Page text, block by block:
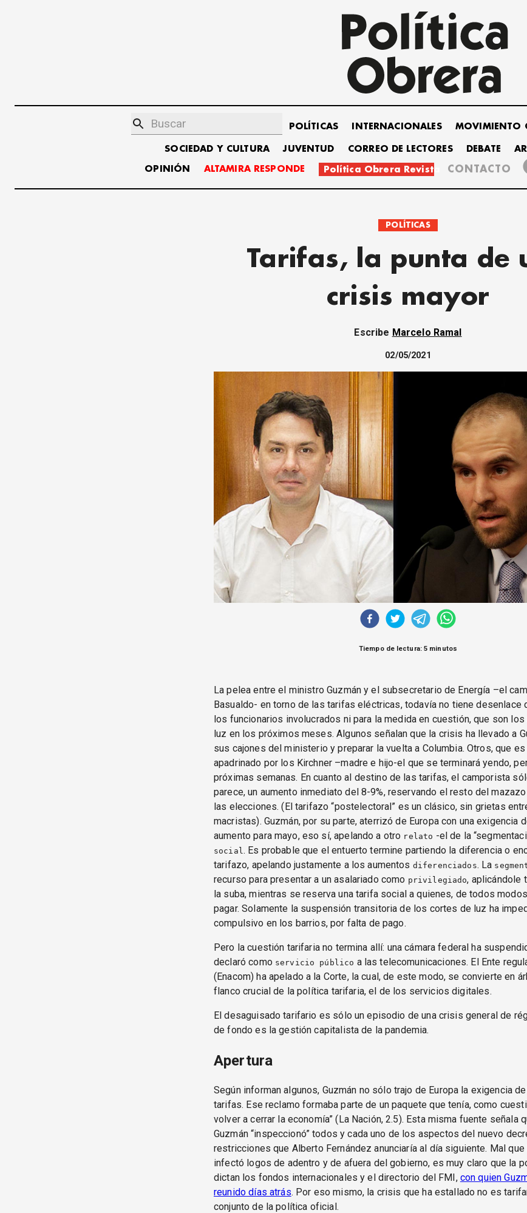
POLÍTICAS INTERNACIONALES MOVIMIENTO
SOCIEDAD Y CULTURA JUVENTUD CORREO DE LECTORES DEBATE
OPINIÓN ALTAMIRA RESPONDE Política Obrera Revista CONTACTO
POLÍTICAS
Tarifas, la punta de
crisis mayor
Escribe Marcelo Ramal
02/05/2021
Tiempo de lectura: 5 minutos
La pelea entre el ministro Guzmán y el subsecretario de Energía –el
Basualdo- en torno de las tarifas eléctricas, todavía no tiene desenlace
los funcionarios involucrados ni para la medida en cuestión, que son
luz en los próximos meses. Algunos señalan que la crisis ha llevado a
sus cajones del ministerio y preparar la vuelta a Columbia. Otros, que
apadrinado por los Kirchner –madre e hijo-el que se terminará yendo,
próximas semanas. En cuanto al destino de las tarifas, el camporista
parece, un aumento inmediato del 8-9%, reservando el resto del
las elecciones. (El tarifazo “postelectoral” es un clásico, sin grietas
macristas). Guzmán, por su parte, aterrizó de Europa con una exigencia
aumento para mayo, eso sí, apelando a otro relato -el de la
social . Es probable que el entuerto termine partiendo la diferencia o
tarifazo, apelando justamente a los aumentos diferenciados. La
recurso para presentar a un asalariado como privilegiado, aplicándole
la suba, mientras se reserva una tarifa social a quienes, de todos
pagar. Solamente la suspensión transitoria de los cortes de luz ha
compulsivo en los barrios, por falta de pago.
Pero la cuestión tarifaria no termina allí: una cámara federal ha
declaró como servicio público a las telecomunicaciones. El Ente
(Enacom) ha apelado a la Corte, la cual, de este modo, se convierte en
flanco crucial de la política tarifaria, el de los servicios digitales.
El desaguisado tarifario es sólo un episodio de una crisis general de
de fondo es la gestión capitalista de la pandemia.
Apertura
Según informan algunos, Guzmán no sólo trajo de Europa la exigencia
tarifas. Ese reclamo formaba parte de un paquete que tenía, como
volver a cerrar la economía” (La Nación, 2.5). Esta misma fuente señala
Guzmán “inspeccionó” todos y cada uno de los aspectos del nuevo
restricciones que Alberto Fernández anunciaría al día siguiente. Mal
infectó logos de adentro y de afuera del gobierno, es muy claro que la
dictan los fondos internacionales y el directorio del FMI, con quien
reunido días atrás. Por eso mismo, la crisis que ha estallado no es
conjunto de la política oficial.